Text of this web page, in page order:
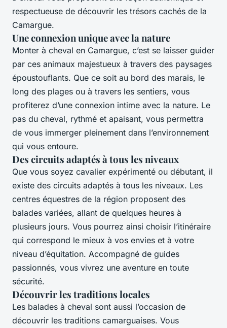
respectueuse de découvrir les trésors cachés de la
Camargue.
Une connexion unique avec la nature
Monter à cheval en Camargue, c’est se laisser guider
par ces animaux majestueux à travers des paysages
époustouflants. Que ce soit au bord des marais, le
long des plages ou à travers les sentiers, vous
profiterez d’une connexion intime avec la nature. Le
pas du cheval, rythmé et apaisant, vous permettra
de vous immerger pleinement dans l’environnement
qui vous entoure.
Des circuits adaptés à tous les niveaux
Que vous soyez cavalier expérimenté ou débutant, il
existe des circuits adaptés à tous les niveaux. Les
centres équestres de la région proposent des
balades variées, allant de quelques heures à
plusieurs jours. Vous pourrez ainsi choisir l’itinéraire
qui correspond le mieux à vos envies et à votre
niveau d’équitation. Accompagné de guides
passionnés, vous vivrez une aventure en toute
sécurité.
Découvrir les traditions locales
Les balades à cheval sont aussi l’occasion de
découvrir les traditions camarguaises. Vous